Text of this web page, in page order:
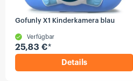
Gofunly X1 Kinderkamera blau
Verfügbar
25,83 €*
Details
,Gofunly X1